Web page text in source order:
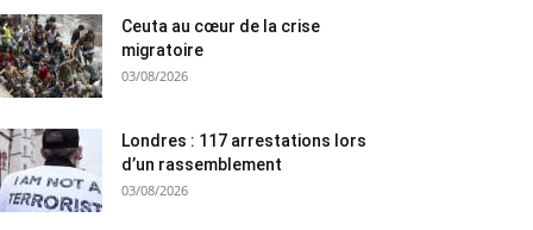
Ceuta au cœur de la crise
migratoire
03/08/2026
Londres : 117 arrestations lors
d’un rassemblement
03/08/2026